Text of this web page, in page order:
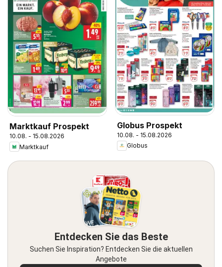
Marktkauf Prospekt
10.08. - 15.08.2026
Marktkauf
Globus Prospekt
10.08. - 15.08.2026
Globus
Entdecken Sie das Beste
Suchen Sie Inspiration? Entdecken Sie die aktuellen
Angebote